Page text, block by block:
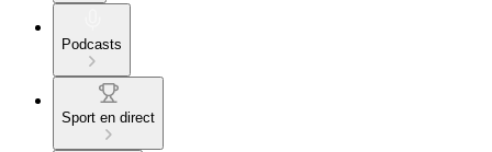
Podcasts
Sport en direct